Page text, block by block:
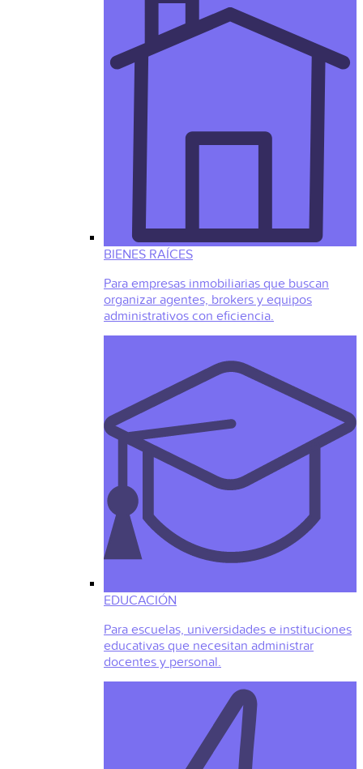
BIENES RAÍCES
Para empresas inmobiliarias que buscan
organizar agentes, brokers y equipos
administrativos con eficiencia.
EDUCACIÓN
Para escuelas, universidades e instituciones
educativas que necesitan administrar
docentes y personal.